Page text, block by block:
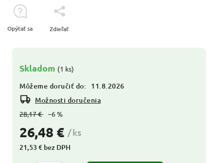
28,17 € –6 %
26,48 € / ks
21,53 € bez DPH
Skladom (1 ks)
Môžeme doručiť do:
11.8.2026
Možnosti doručenia
Opýtať sa Zdieľať